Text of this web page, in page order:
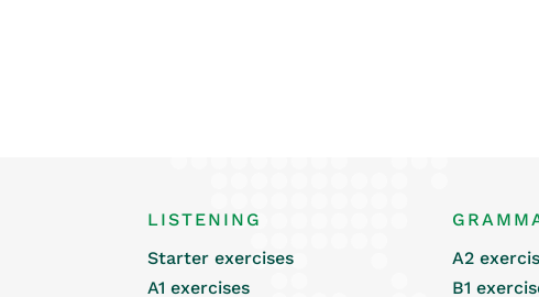
LISTENING
Starter exercises
A1 exercises
A2
B1